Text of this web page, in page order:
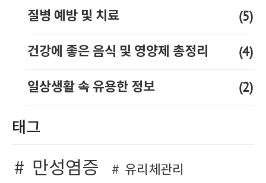
질병 예방 및 치료 (5)
건강에 좋은 음식 및 영양제 총정리 (4)
일상생활 속 유용한 정보 (2)
태그
만성염증
유리체관리